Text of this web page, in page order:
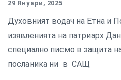
29 Януари, 2025
Духовният водач на Етна и
изявленията на патриарх
специално писмо в защита
посланика ни в САЩ